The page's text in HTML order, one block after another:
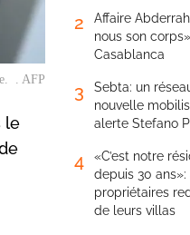
. AFP
le
2
Affaire
nous son
Casablanca
3
Sebta: un
nouvelle
alerte Stefano
4
«C’est notre
depuis 30 ans»:
propriétaires
de leurs villas